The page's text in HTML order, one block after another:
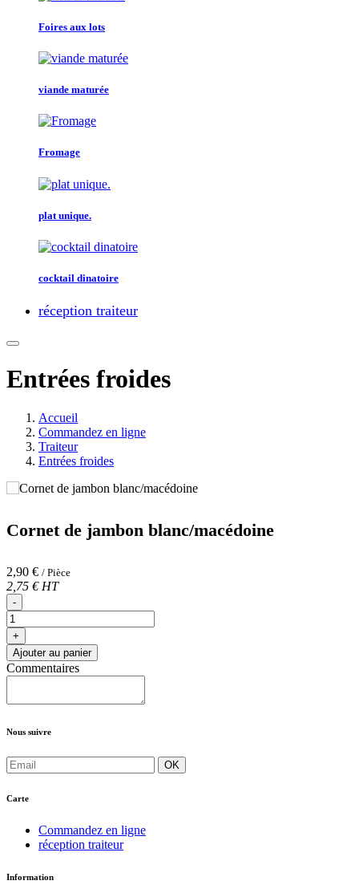
Foires aux lots
viande maturée
Fromage
plat unique.
cocktail dinatoire
réception traiteur
Entrées froides
Accueil
Commandez en ligne
Traiteur
Entrées froides
Cornet de jambon blanc/macédoine
2,90 € / Pièce
2,75 € HT
-
+
Ajouter au panier
Commentaires
Nous suivre
OK
Carte
Commandez en ligne
réception traiteur
Information